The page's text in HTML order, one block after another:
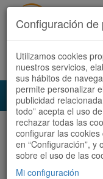
Acceder
Audioruta Todas las rutas
Todas las
Configuración de
Utilizamos cookies
nuestros servicios,
sus hábitos de
permite personalizar
publicidad
todo” acepta el uso
rechazar todas las
configurar las
en “Configuración”,
sobre el uso de las
Mi configuración